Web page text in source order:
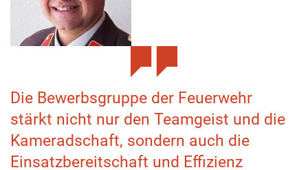
Die Bewerbsgruppe der Feuerwehr
stärkt nicht nur den Teamgeist und die
Kameradschaft, sondern auch die
Einsatzbereitschaft und Effizienz